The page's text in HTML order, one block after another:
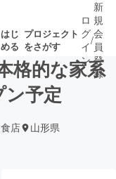
はじ
める
プロジェクト
をさがす
が近いプ
ト
されます
ロ
グ
イ
ン
/
新
規
会
員
登
録
格的な家系
予定
店 山形県